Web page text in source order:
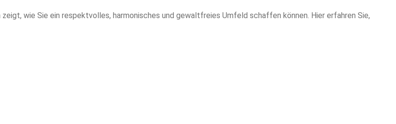
wie Sie ein respektvolles, harmonisches und gewaltfreies Umfeld schaffen können. Hier erfahren Sie,